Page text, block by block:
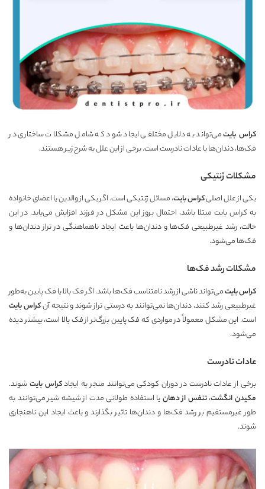
کراس بایتمی‌تواند به دلایل مختلفی ایجاد شود که شامل مشکلات ساختاری در
فک‌ها، دندان‌ها یا عادات نادرست است. برخی از این علل به شرح زیر هستند.
مشکلات ژنتیکی
یکی از علل اصلیکراس بایت، مسائل ژنتیکی است. اگر یکی از والدین یا اعضای خانواده
به کراس بایت مبتلا باشد، احتمال بروز این مشکل در فرزند افزایش می‌یابد. در این
حالت، رشد غیرطبیعی فک‌ها و دندان‌ها باعث ایجاد ناهماهنگی در تراز دندان‌ها و
فک‌ها می‌شود.
مشکلات رشد فک‌ها
کراس بایتمی‌تواند ناشی از رشد نامتناسب فک‌ها باشد. اگر فک بالا یا فک پایین به‌طور
غیرطبیعی رشد کنند، دندان‌ها نمی‌توانند به درستی تراز شوند و نتیجه آنکراس بایت
است. این مشکل معمولاً در مواردی که فک پایین بزرگ‌تر از فک بالا است، بیشتر دیده
می‌شود.
عادات نادرست
برخی از عادات نادرست در دوران کودکی می‌توانند منجر به ایجادکراس بایتشوند.
مکیدن انگشت،تنفس از دهانیا استفاده طولانی مدت از شیشه شیر می‌توانند به
طور غیرمستقیم بر رشد فک‌ها و دندان‌ها تاثیر بگذارند و باعث ایجاد این ناهنجاری
شوند.